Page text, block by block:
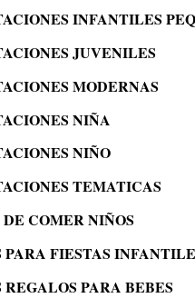
INFANTILES
JUVENILES
MODERNAS
NIÑA
NIÑO
TEMATICAS
COMER NIÑOS
PARA FIESTAS
REGALOS PARA BEBES